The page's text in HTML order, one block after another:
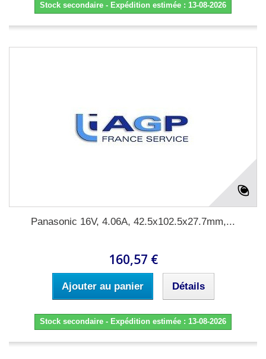
Stock secondaire - Expédition estimée : 13-08-2026
Panasonic 16V, 4.06A, 42.5x102.5x27.7mm,...
160,57 €
Ajouter au panier Détails
Stock secondaire - Expédition estimée : 13-08-2026